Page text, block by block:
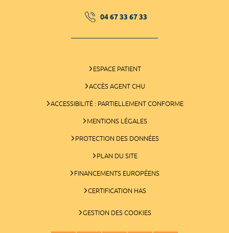
04 67 33 67 33
ESPACE PATIENT
ACCÈS AGENT CHU
ACCESSIBILITÉ : PARTIELLEMENT CONFORME
MENTIONS LÉGALES
PROTECTION DES DONNÉES
PLAN DU SITE
FINANCEMENTS EUROPÉENS
CERTIFICATION HAS
GESTION DES COOKIES